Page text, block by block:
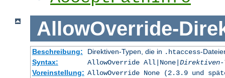
AllowOverride-
Beschreibung: Direktiven-Typen, die in .htaccess-
Syntax:
AllowOverride All|None| Direktiven-
Voreinstellung: AllowOverride None (2.3.9 und